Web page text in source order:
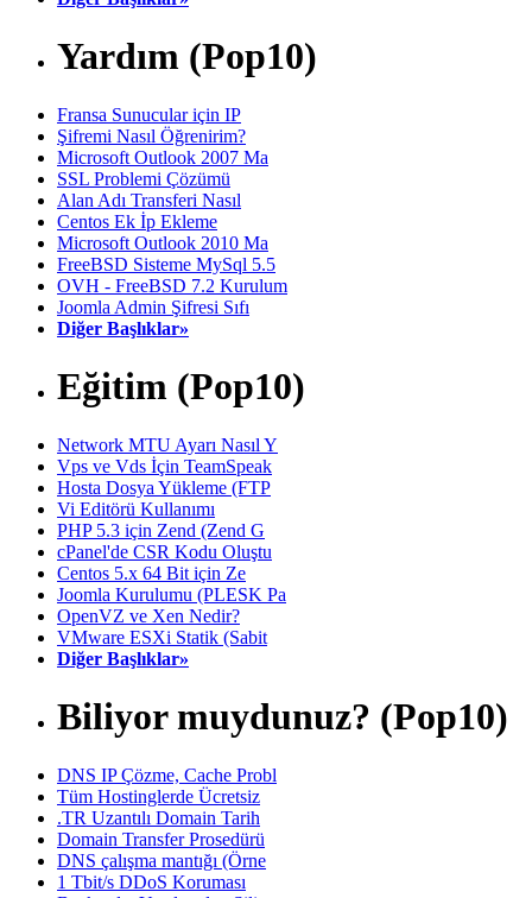
Yardım (Pop10)
Fransa Sunucular için IP
Şifremi Nasıl Öğrenirim?
Microsoft Outlook 2007 Ma
SSL Problemi Çözümü
Alan Adı Transferi Nasıl
Centos Ek İp Ekleme
Microsoft Outlook 2010 Ma
FreeBSD Sisteme MySql 5.5
OVH - FreeBSD 7.2 Kurulum
Joomla Admin Şifresi Sıfı
Diğer Başlıklar»
Eğitim (Pop10)
Network MTU Ayarı Nasıl Y
Vps ve Vds İçin TeamSpeak
Hosta Dosya Yükleme (FTP
Vi Editörü Kullanımı
PHP 5.3 için Zend (Zend G
cPanel'de CSR Kodu Oluştu
Centos 5.x 64 Bit için Ze
Joomla Kurulumu (PLESK Pa
OpenVZ ve Xen Nedir?
VMware ESXi Statik (Sabit
Diğer Başlıklar»
Biliyor muydunuz? (Pop10)
DNS IP Çözme, Cache Probl
Tüm Hostinglerde Ücretsiz
.TR Uzantılı Domain Tarih
Domain Transfer Prosedürü
DNS çalışma mantığı (Örne
1 Tbit/s DDoS Koruması